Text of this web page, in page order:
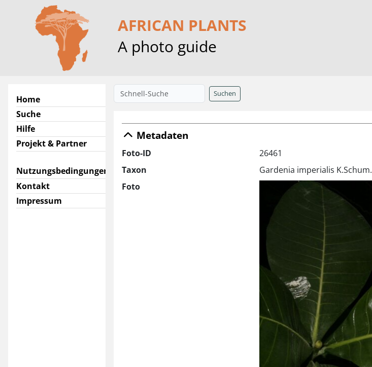
AFRICAN PLANTS
A photo guide
Home
Suche
Hilfe
Projekt & Partner
Nutzungsbedingungen
Kontakt
Impressum
Suchen
Metadaten
Foto-ID
26461
Taxon
Gardenia imperialis K.Schum.
Foto